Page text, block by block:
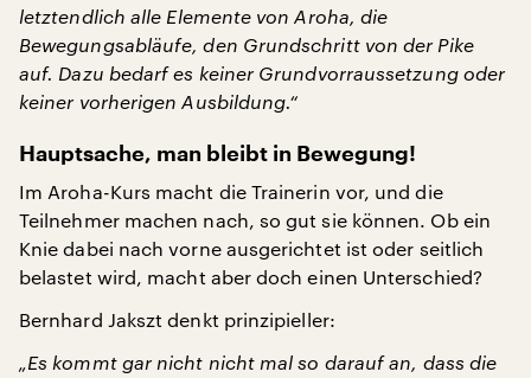
letztendlich alle Elemente von Aroha, die
Bewegungsabläufe, den Grundschritt von der Pike
auf. Dazu bedarf es keiner Grundvorraussetzung oder
keiner vorherigen Ausbildung.“
Hauptsache, man bleibt in Bewegung!
Im Aroha-Kurs macht die Trainerin vor, und die
Teilnehmer machen nach, so gut sie können. Ob ein
Knie dabei nach vorne ausgerichtet ist oder seitlich
belastet wird, macht aber doch einen Unterschied?
Bernhard Jakszt denkt prinzipieller:
„Es kommt gar nicht nicht mal so darauf an, dass die